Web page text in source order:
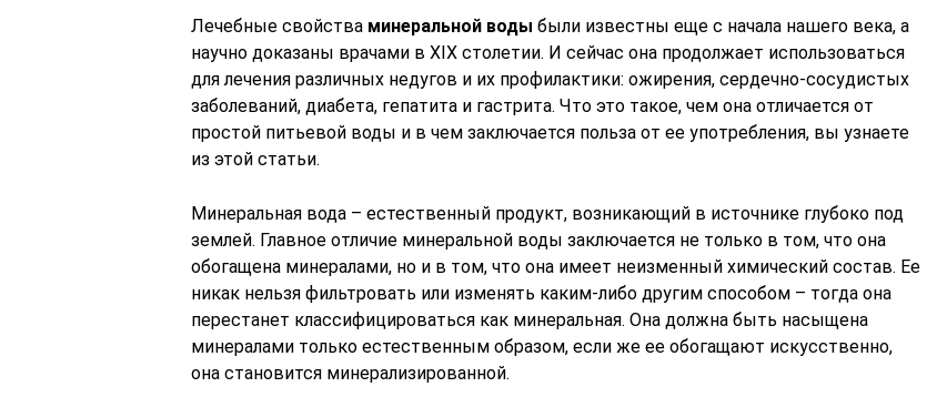
Лечебные свойства минеральной воды были известны еще с начала нашего века, а
научно доказаны врачами в XIX столетии. И сейчас она продолжает использоваться
для лечения различных недугов и их профилактики: ожирения, сердечно-сосудистых
заболеваний, диабета, гепатита и гастрита. Что это такое, чем она отличается от
простой питьевой воды и в чем заключается польза от ее употребления, вы узнаете
из этой статьи.
Минеральная вода – естественный продукт, возникающий в источнике глубоко под
землей. Главное отличие минеральной воды заключается не только в том, что она
обогащена минералами, но и в том, что она имеет неизменный химический состав. Ее
никак нельзя фильтровать или изменять каким-либо другим способом – тогда она
перестанет классифицироваться как минеральная. Она должна быть насыщена
минералами только естественным образом, если же ее обогащают искусственно,
она становится минерализированной.